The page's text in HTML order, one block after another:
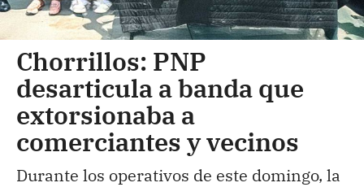
Chorrillos: PNP
desarticula a banda que
extorsionaba a
comerciantes y vecinos
Durante los operativos de este domingo, la